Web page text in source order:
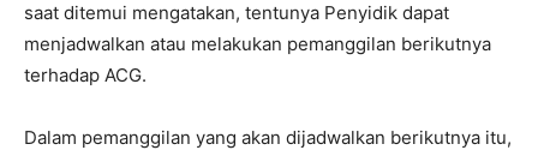
saat ditemui mengatakan, tentunya Penyidik dapat
menjadwalkan atau melakukan pemanggilan berikutnya
terhadap ACG.
Dalam pemanggilan yang akan dijadwalkan berikutnya itu,